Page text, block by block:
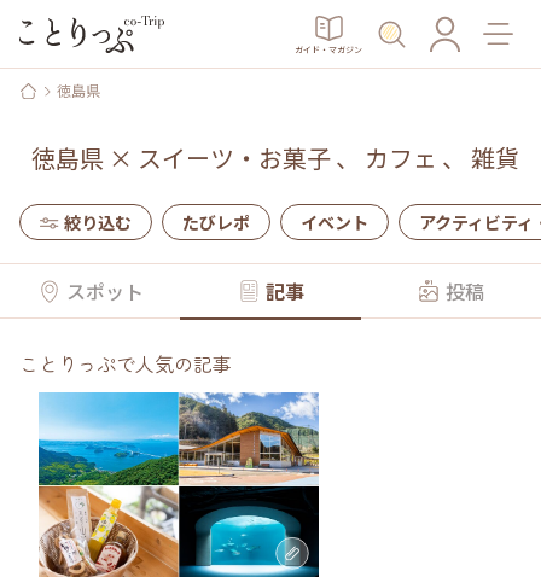
ガイド・マガジン
徳島県
徳島県 × スイーツ・お菓子、 カフェ 、 雑貨
絞り込む たびレポ イベント アクティビティ
スポット 記事 投稿
ことりっぷで人気の記事